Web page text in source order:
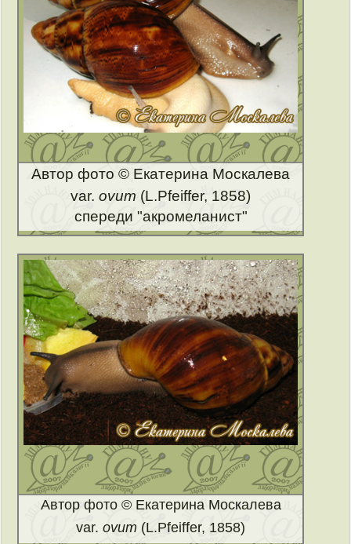
Автор фото © Екатерина Москалева
var.ovum (L.Pfeiffer, 1858)
спереди "акромеланист"
Автор фото © Екатерина Москалева
var.ovum (L.Pfeiffer, 1858)